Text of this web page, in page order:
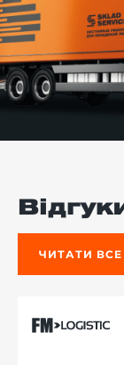
ЧИТАТИ ВСЕ